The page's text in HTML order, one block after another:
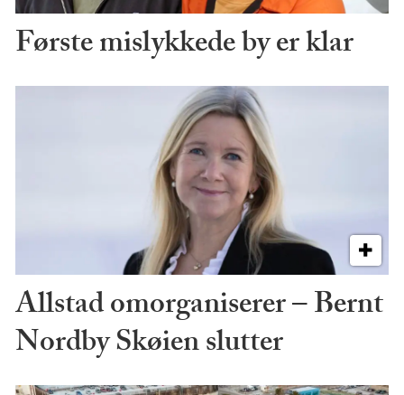
Første mislykkede by er klar
Allstad omorganiserer – Bernt
Nordby Skøien slutter